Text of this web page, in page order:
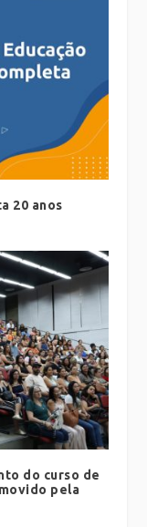
20 anos
do curso de
pela